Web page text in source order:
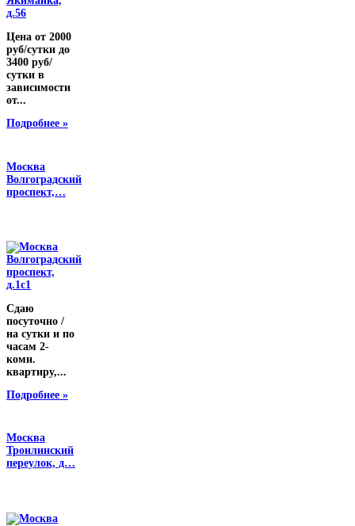
Цена от 2000
руб/сутки до
3400 руб/
сутки в
зависимости
от...
Подробнее »
Москва
Волгоградский
проспект,…
Сдаю
посуточно /
на сутки и по
часам 2-
комн.
квартиру,...
Подробнее »
Москва
Троилинский
переулок, д…